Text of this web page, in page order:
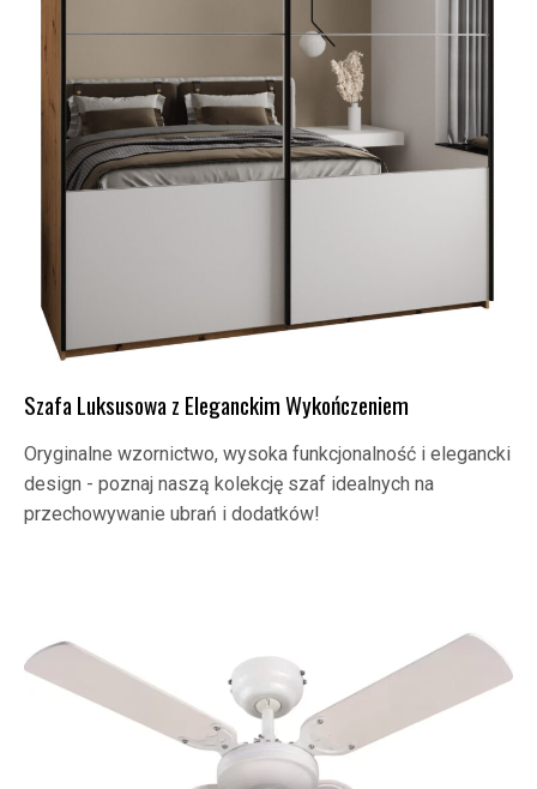
Szafa Luksusowa z Eleganckim Wykończeniem
Oryginalne wzornictwo, wysoka funkcjonalność i elegancki
design - poznaj naszą kolekcję szaf idealnych na
przechowywanie ubrań i dodatków!